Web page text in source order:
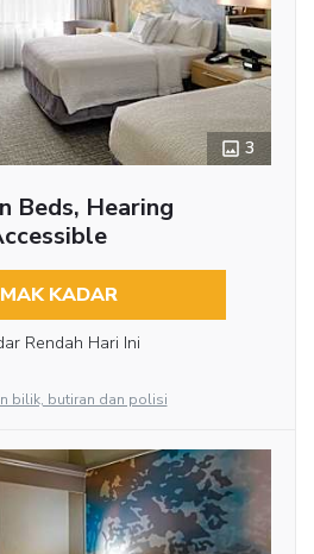
3
Beds, Hearing
KADAR
Rendah Hari Ini
bilik, butiran dan polisi